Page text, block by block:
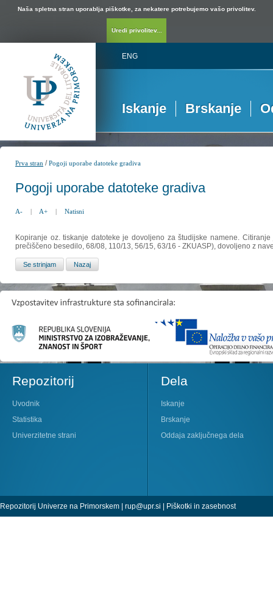
Naša spletna stran uporablja piškotke, za nekatere potrebujemo vašo privolitev.
Uredi privolitev...
ENG
Iskanje Brskanje
Prva stran /Pogoji uporabe datoteke gradiva
Pogoji uporabe datoteke gradiva
A- | A+ | Natisni
Kopiranje oz. tiskanje datoteke je dovoljeno za študijske namene.
prečiščeno besedilo, 68/08, 110/13, 56/15, 63/16 - ZKUASP), dovoljeno z
Repozitorij
Uvodnik
Statistika
Univerzitetne strani
Dela
Iskanje
Brskanje
Oddaja zaključnega dela
Repozitorij Univerze na Primorskem | rup@upr.si | Piškotki in zasebnost